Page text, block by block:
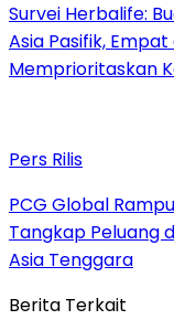
Survei Herbalife:
Asia Pasifik,
Memprioritaskan
Pers Rilis
PCG Global
Tangkap Peluang
Asia Tenggara
Berita Terkait